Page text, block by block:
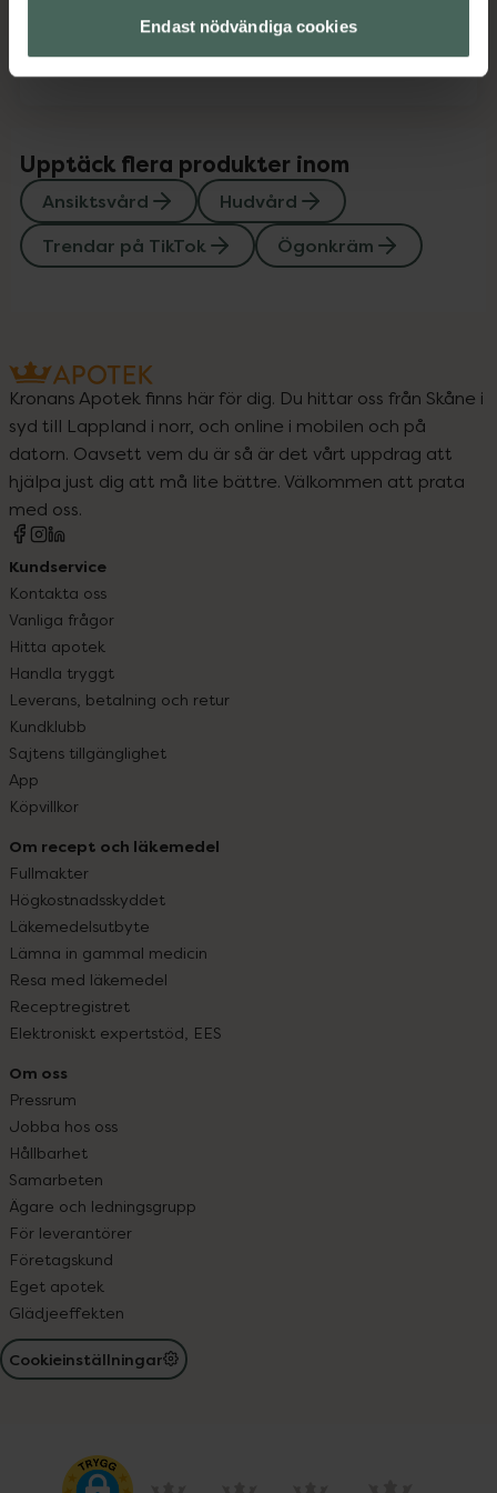
Endast nödvändiga cookies
Upptäck flera produkter inom
Ansiktsvård
Hudvård
Trendar på TikTok
Ögonkräm
Kronans Apotek finns här för dig. Du hittar oss från Skåne i
syd till Lappland i norr, och online i mobilen och på
datorn. Oavsett vem du är så är det vårt uppdrag att
hjälpa just dig att må lite bättre. Välkommen att prata
med oss.
Kundservice
Kontakta oss
Vanliga frågor
Hitta apotek
Handla tryggt
Leverans, betalning och retur
Kundklubb
Sajtens tillgänglighet
App
Köpvillkor
Om recept och läkemedel
Fullmakter
Högkostnadsskyddet
Läkemedelsutbyte
Lämna in gammal medicin
Resa med läkemedel
Receptregistret
Elektroniskt expertstöd, EES
Om oss
Pressrum
Jobba hos oss
Hållbarhet
Samarbeten
Ägare och ledningsgrupp
För leverantörer
Företagskund
Eget apotek
Glädjeeffekten
Cookieinställningar